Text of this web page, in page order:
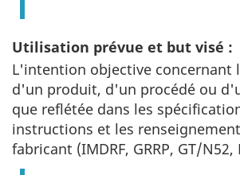
Utilisation prévue et but visé :
L'intention objective
d'un produit, d'un procédé ou
que reflétée dans les
instructions et les
fabricant (IMDRF, GRRP, GT/N52,